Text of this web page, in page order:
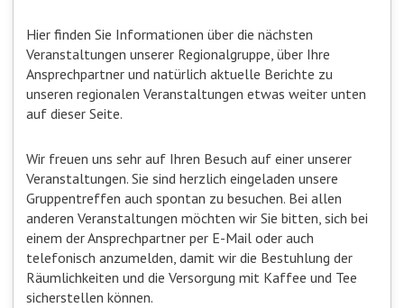
Hier finden Sie Informationen über die nächsten
Veranstaltungen unserer Regionalgruppe, über Ihre
Ansprechpartner und natürlich aktuelle Berichte zu
unseren regionalen Veranstaltungen etwas weiter unten
auf dieser Seite.
Wir freuen uns sehr auf Ihren Besuch auf einer unserer
Veranstaltungen. Sie sind herzlich eingeladen unsere
Gruppentreffen auch spontan zu besuchen. Bei allen
anderen Veranstaltungen möchten wir Sie bitten, sich bei
einem der Ansprechpartner per E-Mail oder auch
telefonisch anzumelden, damit wir die Bestuhlung der
Räumlichkeiten und die Versorgung mit Kaffee und Tee
sicherstellen können.